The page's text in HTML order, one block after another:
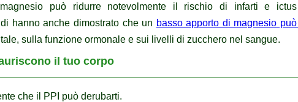
può ridurre notevolmente il rischio di infarti e
hanno anche dimostrato che un basso apporto di magnesio
sulla funzione ormonale e sui livelli di zucchero nel sangue.
il tuo corpo
che il PPI può derubarti.